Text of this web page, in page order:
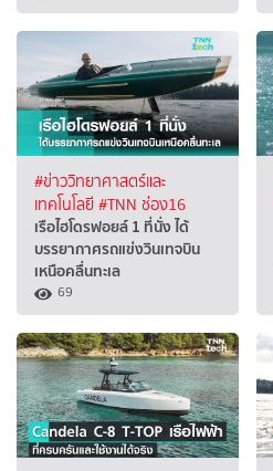
#ข่าววิทยาศาสตร์และ
เทคโนโลยี#TNN ช่อง16
เรือไฮโดรฟอยล์ 1 ที่นั่ง ได้
บรรยากาศรถแข่งวินเทจบิน
เหนือคลื่นทะเล
69